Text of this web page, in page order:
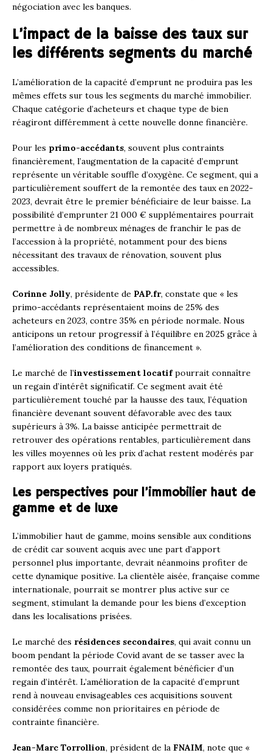
négociation avec les banques.
L’impact de la baisse des taux sur
les différents segments du marché
L’amélioration de la capacité d’emprunt ne produira pas les
mêmes effets sur tous les segments du marché immobilier.
Chaque catégorie d’acheteurs et chaque type de bien
réagiront différemment à cette nouvelle donne financière.
Pour les primo-accédants, souvent plus contraints
financièrement, l’augmentation de la capacité d’emprunt
représente un véritable souffle d’oxygène. Ce segment, qui a
particulièrement souffert de la remontée des taux en 2022-
2023, devrait être le premier bénéficiaire de leur baisse. La
possibilité d’emprunter 21 000 € supplémentaires pourrait
permettre à de nombreux ménages de franchir le pas de
l’accession à la propriété, notamment pour des biens
nécessitant des travaux de rénovation, souvent plus
accessibles.
Corinne Jolly, présidente de PAP.fr, constate que « les
primo-accédants représentaient moins de 25% des
acheteurs en 2023, contre 35% en période normale. Nous
anticipons un retour progressif à l’équilibre en 2025 grâce à
l’amélioration des conditions de financement ».
Le marché de l’investissement locatifpourrait connaître
un regain d’intérêt significatif. Ce segment avait été
particulièrement touché par la hausse des taux, l’équation
financière devenant souvent défavorable avec des taux
supérieurs à 3%. La baisse anticipée permettrait de
retrouver des opérations rentables, particulièrement dans
les villes moyennes où les prix d’achat restent modérés par
rapport aux loyers pratiqués.
Les perspectives pour l’immobilier haut de
gamme et de luxe
L’immobilier haut de gamme, moins sensible aux conditions
de crédit car souvent acquis avec une part d’apport
personnel plus importante, devrait néanmoins profiter de
cette dynamique positive. La clientèle aisée, française comme
internationale, pourrait se montrer plus active sur ce
segment, stimulant la demande pour les biens d’exception
dans les localisations prisées.
Le marché des résidences secondaires, qui avait connu un
boom pendant la période Covid avant de se tasser avec la
remontée des taux, pourrait également bénéficier d’un
regain d’intérêt. L’amélioration de la capacité d’emprunt
rend à nouveau envisageables ces acquisitions souvent
considérées comme non prioritaires en période de
contrainte financière.
Jean-Marc Torrollion, président de la FNAIM, note que «